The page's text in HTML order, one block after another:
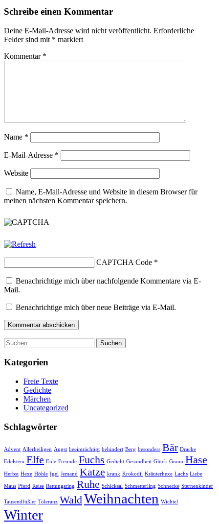
Schreibe einen Kommentar
Deine E-Mail-Adresse wird nicht veröffentlicht. Erforderliche
Felder sind mit * markiert
Kommentar *
Name *
E-Mail-Adresse *
Website
Name, E-Mail-Adresse und Website in diesem Browser für
meinen nächsten Kommentar speichern.
CAPTCHA Code *
Benachrichtige mich über nachfolgende Kommentare via E-
Mail.
Benachrichtige mich über neue Beiträge via E-Mail.
Suchen
nach:
Kategorien
Freie Texte
Gedichte
Märchen
Uncategorized
Schlagwörter
Advent Allerheiligen Angst beeinträchtigt behindert Berg besonders Bär Drache
Edelstein Elfe Eule Freunde Fuchs Gedicht Gesundheit Glück Gnom Hase
Herbst Hexe Höhle Igel Jemand Katze krank Krokodil Kräuterhexe Lachs Liebe
Maus Pferd Reise Rettungsring Ruhe Schicksal Schmetterling Schnecke Sternenkinder
Tausendfüßler Toleranz Wald Weihnachten Wichtel
Winter